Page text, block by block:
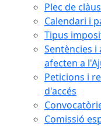
Plec de
Calendari i
Tipus
Sentències
afecten a
Peticions i
d'accés
Comissió